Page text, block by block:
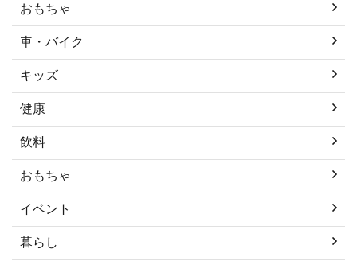
おもちゃ
車・バイク
キッズ
健康
飲料
おもちゃ
イベント
暮らし